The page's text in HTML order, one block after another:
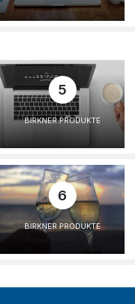
5
BIRKNER PRODUKTE
6
BIRKNER PRODUKTE